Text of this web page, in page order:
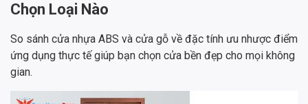
Chọn Loại Nào
So sánh cửa nhựa ABS và cửa gỗ về đặc tính ưu nhược điểm
ứng dụng thực tế giúp bạn chọn cửa bền đẹp cho mọi không
gian.